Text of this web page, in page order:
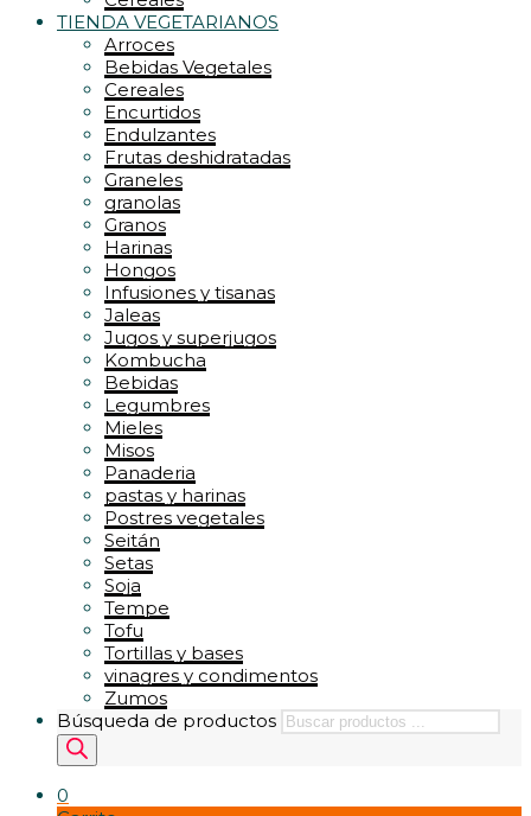
TIENDA VEGETARIANOS
Arroces
Bebidas Vegetales
Cereales
Encurtidos
Endulzantes
Frutas deshidratadas
Graneles
granolas
Granos
Harinas
Hongos
Infusiones y tisanas
Jaleas
Jugos y superjugos
Kombucha
Bebidas
Legumbres
Mieles
Misos
Panaderia
pastas y harinas
Postres vegetales
Seitán
Setas
Soja
Tempe
Tofu
Tortillas y bases
vinagres y condimentos
Zumos
Búsqueda de productos
0